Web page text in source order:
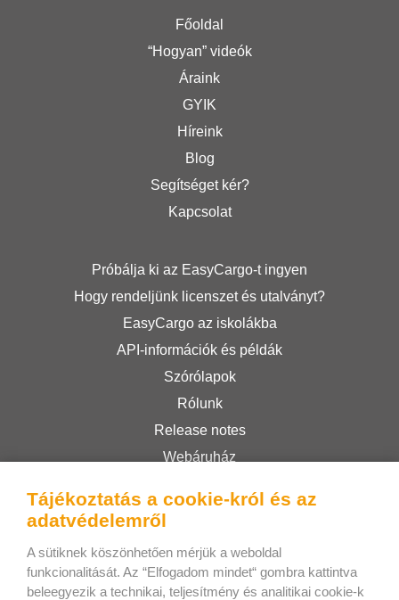
Főoldal
“Hogyan” videók
Áraink
GYIK
Híreink
Blog
Segítséget kér?
Kapcsolat
Próbálja ki az EasyCargo-t ingyen
Hogy rendeljünk licenszet és utalványt?
EasyCargo az iskolákba
API-információk és példák
Szórólapok
Rólunk
Release notes
Webáruház
Privacy Policy
Bee Interactive s.r.o.
U Pekarky 484/1a
Tájékoztatás a cookie-król és az
adatvédelemről
A sütiknek köszönhetően mérjük a weboldal
funkcionalitását. Az “Elfogadom mindet“ gombra kattintva
beleegyezik a technikai, teljesítmény és analitikai cookie-k